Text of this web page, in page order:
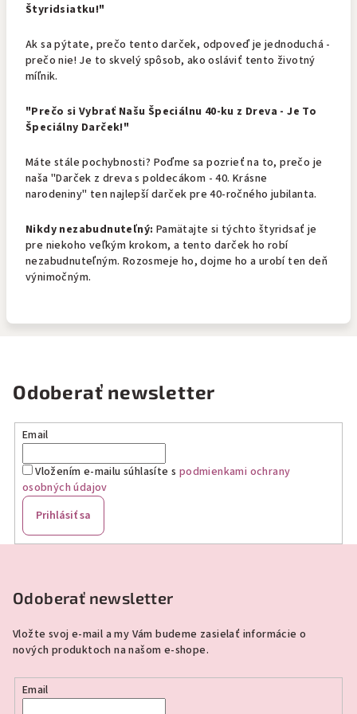
Štyridsiatku!"
Ak sa pýtate, prečo tento darček, odpoveď je jednoduchá -
prečo nie! Je to skvelý spôsob, ako osláviť tento životný
míľnik.
"Prečo si Vybrať Našu Špeciálnu 40-ku z Dreva - Je To
Špeciálny Darček!"
Máte stále pochybnosti? Poďme sa pozrieť na to, prečo je
naša "Darček z dreva s poldecákom - 40. Krásne
narodeniny" ten najlepší darček pre 40-ročného jubilanta.
Nikdy nezabudnuteľný: Pamätajte si týchto štyridsať je
pre niekoho veľkým krokom, a tento darček ho robí
nezabudnuteľným. Rozosmeje ho, dojme ho a urobí ten deň
výnimočným.
Odoberať newsletter
Email
Vložením e-mailu súhlasíte s podmienkami ochrany
osobných údajov
Prihlásiť sa
Odoberať newsletter
Vložte svoj e-mail a my Vám budeme zasielať informácie o
nových produktoch na našom e-shope.
Email